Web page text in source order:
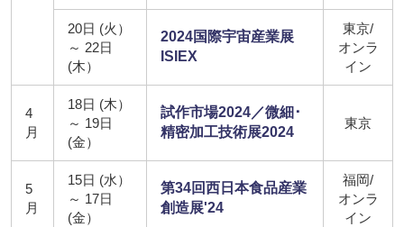
20日 (火）
～ 22日
(木）
2024国際宇宙産業展
ISIEX
東京/
オンラ
イン
4
月
18日 (木）
～ 19日
(金）
試作市場2024／微細･
精密加工技術展2024
東京
5
月
15日 (水）
～ 17日
(金）
第34回西日本食品産業
創造展'24
福岡/
オンラ
イン